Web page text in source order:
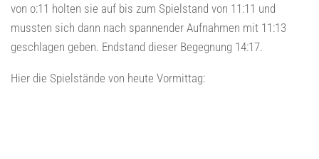
von o:11 holten sie auf bis zum Spielstand von 11:11 und
mussten sich dann nach spannender Aufnahmen mit 11:13
geschlagen geben. Endstand dieser Begegnung 14:17.
Hier die Spielstände von heute Vormittag: